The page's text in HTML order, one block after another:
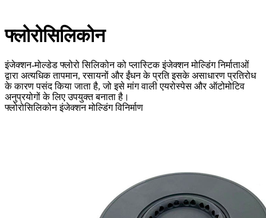
फ्लोरोसिलिकोन
इंजेक्शन-मोल्डेड फ्लोरो सिलिकोन को प्लास्टिक इंजेक्शन मोल्डिंग निर्माताओं
द्वारा अत्यधिक तापमान, रसायनों और ईंधन के प्रति इसके असाधारण प्रतिरोध
के कारण पसंद किया जाता है, जो इसे मांग वाली एयरोस्पेस और ऑटोमोटिव
अनुप्रयोगों के लिए उपयुक्त बनाता है।
फ्लोरोसिलिकोन इंजेक्शन मोल्डिंग विनिर्माण